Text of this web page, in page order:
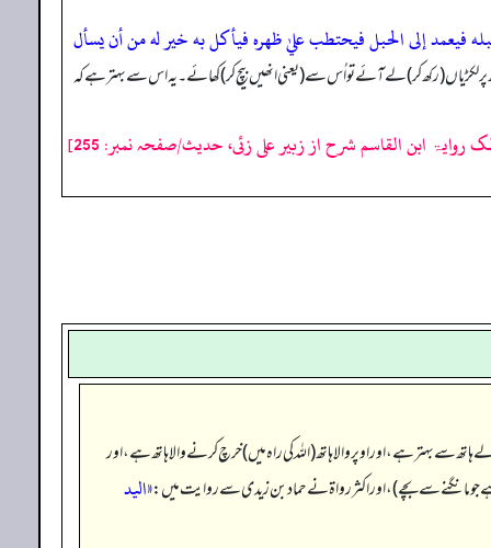
فيعمد إلى الحبل فيحتطب عليٰ ظهره فيأكل به خير له من أن يسأل
پر لکڑیاں (رکھ کر) لے آئے تو اُس سے (یعنی انھیں بیچ کر) کھائے۔ یہ اس سے بہتر ہے کہ
روایۃ ابن القاسم شرح از زبیر علی زئی، حدیث/صفحہ نمبر: 255]
ہاتھ سے بہتر ہے، اور اوپر والا ہاتھ (اللہ کی راہ میں) خرچ کرنے والا ہاتھ ہے، اور
ہے جو مانگنے سے بچے)، اور اکثر رواۃ نے حماد بن زیدی سے روایت میں:«اليد